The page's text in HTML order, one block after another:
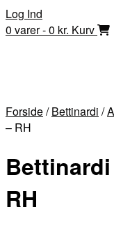
Skip
to
Log Ind
0 varer - 0 kr. Kurv
Forside/Bettinardi /
– RH
RH